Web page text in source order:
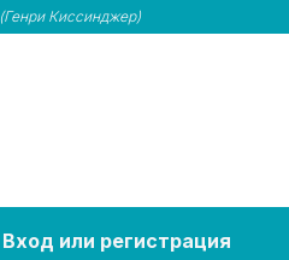
(Генри Киссинджер)
Вход или регистрация